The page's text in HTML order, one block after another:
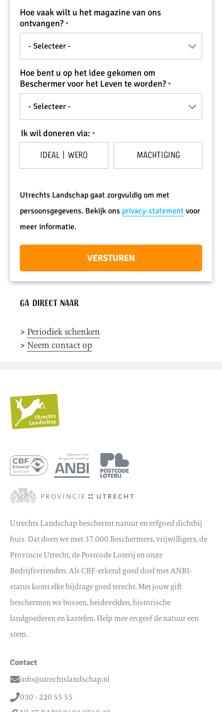
Hoe vaak wilt u het magazine van ons
ontvangen?
Hoe bent u op het idee gekomen om
Beschermer voor het Leven te worden?
Ik wil doneren via:
iDEAL | Wero Machtiging
Utrechts Landschap gaat zorgvuldig om met
persoonsgegevens. Bekijk ons privacy-statement voor
meer informatie.
VERSTUREN
Ga direct naar
> Periodiek schenken
> Neem contact op
Utrechts Landschap beschermt natuur en erfgoed dichtbij
huis. Dat doen we met 37.000 Beschermers, vrijwilligers, de
Provincie Utrecht, de Postcode Loterij en onze
Bedrijfsvrienden. Als CBF-erkend goed doel met ANBI-
status komt elke bijdrage goed terecht. Met jouw gift
beschermen we bossen, heidevelden, historische
landgoederen en kastelen. Help mee en geef de natuur een
stem.
Contact
Email
info@utrechtslandschap.nl
Telefoon
030 - 220 55 55